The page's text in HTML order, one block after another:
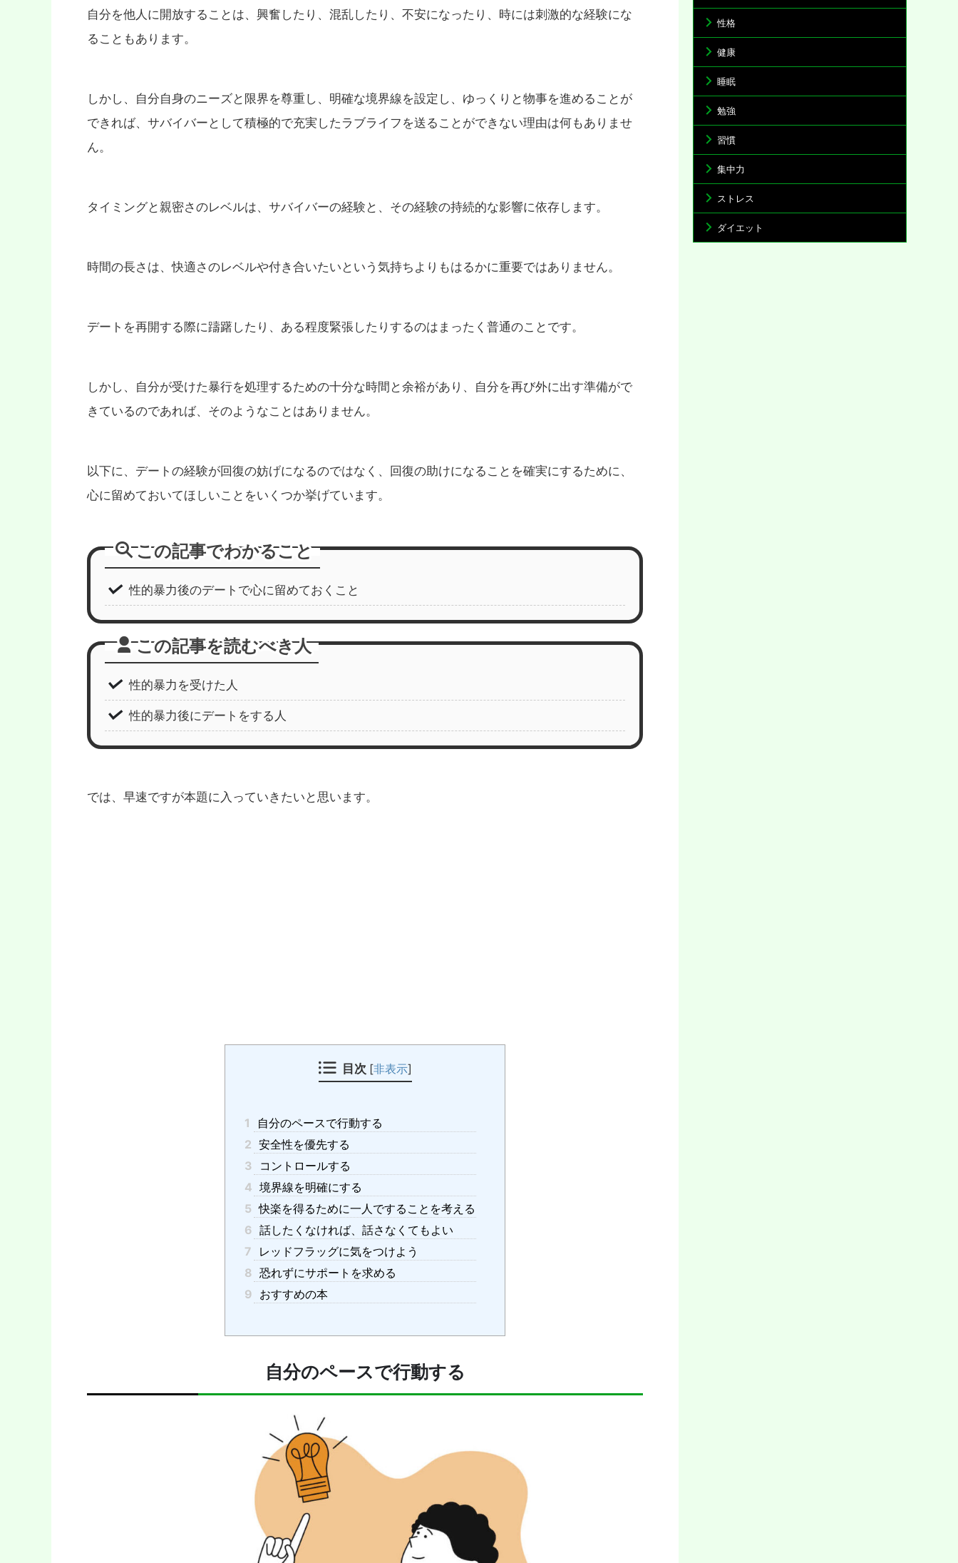
自分を他人に開放することは、興奮したり、混乱したり、不安になったり、時には刺激的な経験にな
ることもあります。
しかし、自分自身のニーズと限界を尊重し、明確な境界線を設定し、ゆっくりと物事を進めることが
できれば、サバイバーとして積極的で充実したラブライフを送ることができない理由は何もありませ
ん。
タイミングと親密さのレベルは、サバイバーの経験と、その経験の持続的な影響に依存します。
時間の長さは、快適さのレベルや付き合いたいという気持ちよりもはるかに重要ではありません。
デートを再開する際に躊躇したり、ある程度緊張したりするのはまったく普通のことです。
しかし、自分が受けた暴行を処理するための十分な時間と余裕があり、自分を再び外に出す準備がで
きているのであれば、そのようなことはありません。
以下に、デートの経験が回復の妨げになるのではなく、回復の助けになることを確実にするために、
心に留めておいてほしいことをいくつか挙げています。
この記事でわかること
性的暴力後のデートで心に留めておくこと
この記事を読むべき人
性的暴力を受けた人
性的暴力後にデートをする人
では、早速ですが本題に入っていきたいと思います。
目次 [非表示]
1
自分のペースで行動する
2 安全性を優先する
3
コントロールする
4 境界線を明確にする
5 快楽を得るために一人ですることを考える
6 話したくなければ、話さなくてもよい
7
レッドフラッグに気をつけよう
8 恐れずにサポートを求める
9 おすすめの本
自分のペースで行動する
性格
健康
睡眠
勉強
習慣
集中力
ストレス
ダイエット